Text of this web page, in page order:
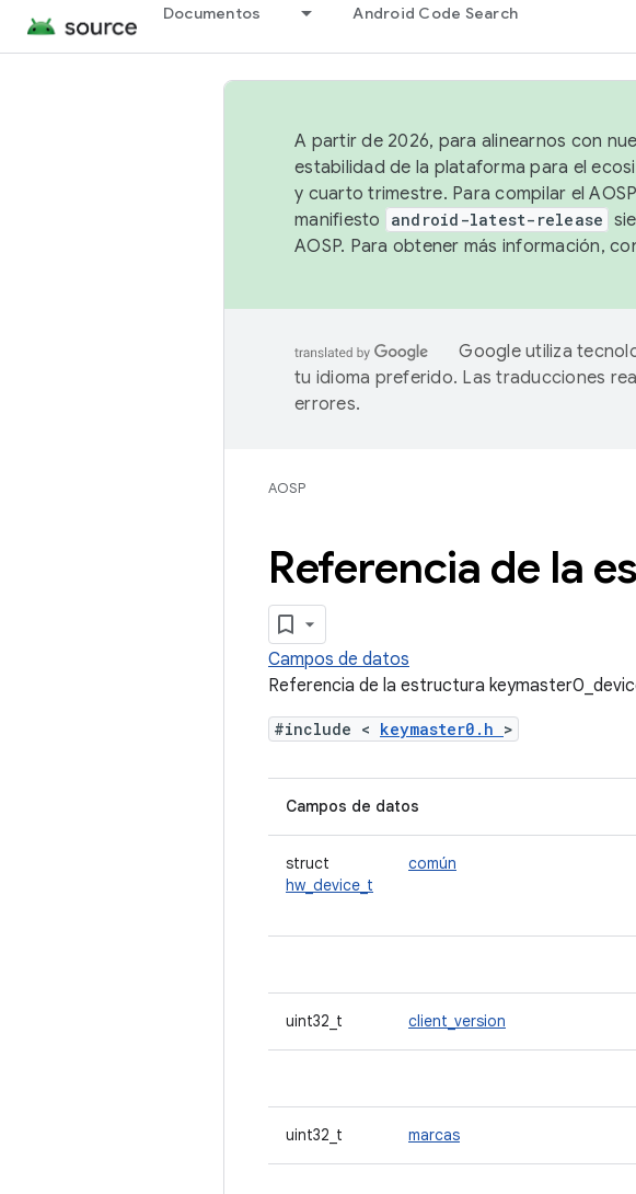
Documentos Android Code Search
A partir de 2026, para alinearnos con
estabilidad de la plataforma para el
y cuarto trimestre. Para compilar el
manifiesto
android-latest-release
AOSP. Para obtener más información,
Google utiliza
tu idioma preferido. Las traducciones
errores.
AOSP
Referencia de la
Campos de datos
Referencia de la estructura
#include < keymaster0.h >
Campos de datos
struct
hw_device_t
común
uint32_t client_version
uint32_t marcas